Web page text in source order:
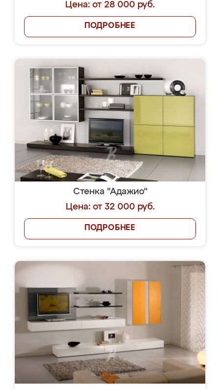
Цена: от 28 000 руб.
ПОДРОБНЕЕ
Стенка "Адажио"
Цена: от 32 000 руб.
ПОДРОБНЕЕ